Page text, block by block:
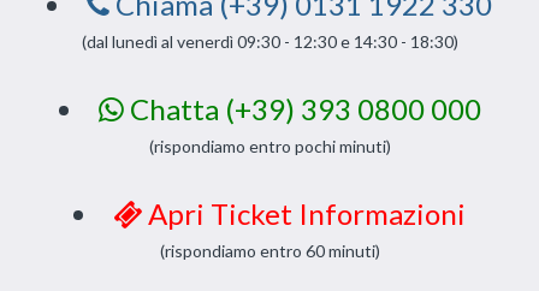
(dal lunedì al venerdì 09:30 - 12:30 e 14:30 - 18:30)
Chatta (+39) 393 0800 000
(rispondiamo entro pochi minuti)
Apri Ticket Informazioni
(rispondiamo entro 60 minuti)